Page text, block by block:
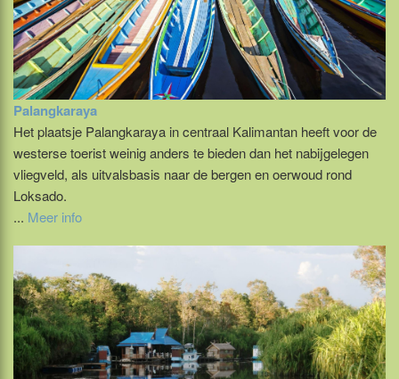
Palangkaraya
Het plaatsje Palangkaraya in centraal Kalimantan heeft voor de
westerse toerist weinig anders te bieden dan het nabijgelegen
vliegveld, als uitvalsbasis naar de bergen en oerwoud rond
Loksado.
... Meer info